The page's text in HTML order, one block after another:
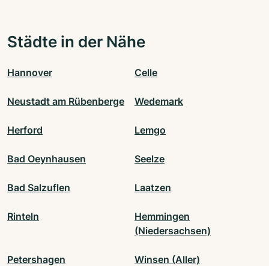
Städte in der Nähe
Hannover Celle
Neustadt am Rübenberge Wedemark
Herford Lemgo
Bad Oeynhausen Seelze
Bad Salzuflen Laatzen
Rinteln
Hemmingen
(Niedersachsen)
Petershagen Winsen (Aller)